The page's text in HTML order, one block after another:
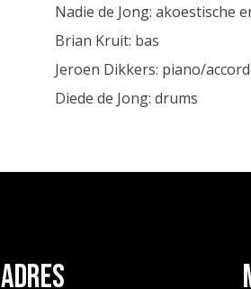
Nadie de Jong: akoestische
Brian Kruit: bas
Jeroen Dikkers: piano/
Diede de Jong: drums
Adres